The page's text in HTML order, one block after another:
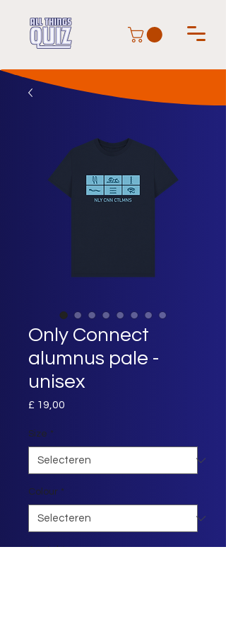
Only Connect
alumnus pale -
unisex
£ 19,00
Size *
Colour *
Aantal *